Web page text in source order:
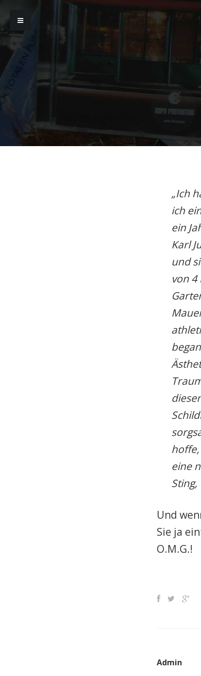
„Ich
ich
ein
Karl
und
von
eine
Sting,
Und
Sie ja
O.M.G.!
Admin